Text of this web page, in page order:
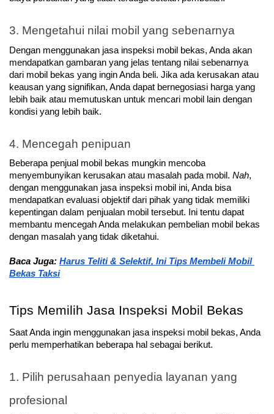
3. Mengetahui nilai mobil yang sebenarnya
Dengan menggunakan jasa inspeksi mobil bekas, Anda akan
mendapatkan gambaran yang jelas tentang nilai sebenarnya
dari mobil bekas yang ingin Anda beli. Jika ada kerusakan atau
keausan yang signifikan, Anda dapat bernegosiasi harga yang
lebih baik atau memutuskan untuk mencari mobil lain dengan
kondisi yang lebih baik.
4. Mencegah penipuan
Beberapa penjual mobil bekas mungkin mencoba
menyembunyikan kerusakan atau masalah pada mobil. Nah,
dengan menggunakan jasa inspeksi mobil ini, Anda bisa
mendapatkan evaluasi objektif dari pihak yang tidak memiliki
kepentingan dalam penjualan mobil tersebut. Ini tentu dapat
membantu mencegah Anda melakukan pembelian mobil bekas
dengan masalah yang tidak diketahui.
Baca Juga: Harus Teliti & Selektif, Ini Tips Membeli Mobil
Bekas Taksi
Tips Memilih Jasa Inspeksi Mobil Bekas
Saat Anda ingin menggunakan jasa inspeksi mobil bekas, Anda
perlu memperhatikan beberapa hal sebagai berikut.
1. Pilih perusahaan penyedia layanan yang
profesional